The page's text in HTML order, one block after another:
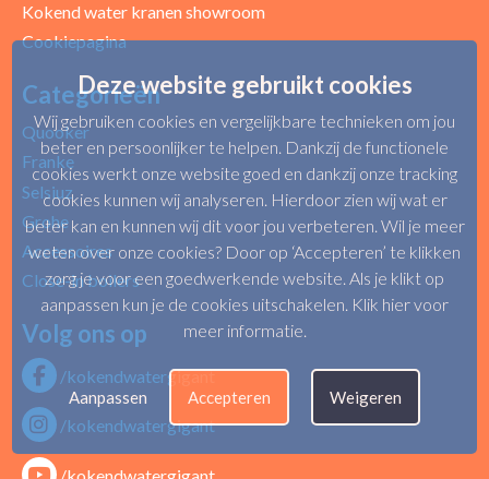
Kokend water kranen showroom
Cookiepagina
Categorieën
Quooker
Franke
Selsiuz
Grohe
Accessoires
Close-in boilers
Volg ons op
/kokendwatergigant
/kokendwatergigant
/kokendwatergigant
Deze website gebruikt cookies
Wij gebruiken cookies en vergelijkbare technieken om jou
beter en persoonlijker te helpen. Dankzij de functionele
cookies werkt onze website goed en dankzij onze tracking
cookies kunnen wij analyseren. Hierdoor zien wij wat er
beter kan en kunnen wij dit voor jou verbeteren. Wil je meer
weten over onze cookies? Door op ‘Accepteren’ te klikken
zorg je voor een goedwerkende website. Als je klikt op
aanpassen kun je de cookies uitschakelen. Klik hier voor
meer informatie
Aanpassen Accepteren Weigeren